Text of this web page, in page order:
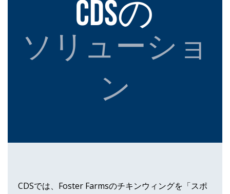
CDSの
ソリューショ
ン
CDSでは、Foster Farmsのチキンウィングを「スポ